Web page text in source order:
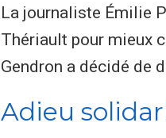
La journaliste Émilie
Thériault pour mieux
Gendron a décidé de
Adieu